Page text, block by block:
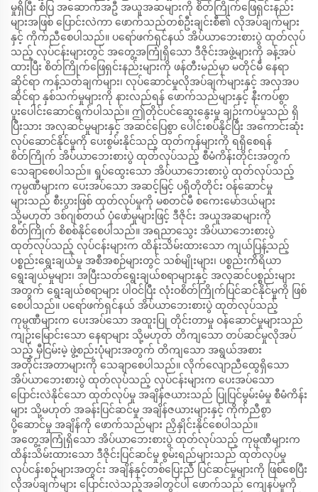
မှုရှိပြီး စံပြ အဆောက်အဦ အယူအဆများကို စိတ်ကြိုက်ဖြေရှင်းနည်း
များအဖြစ် ပြောင်းလဲကာ ဖောက်သည်တစ်ဦးချင်းစီ၏ လိုအပ်ချက်များ
နှင့် ကိုက်ညီစေပါသည်။ ပရော်ဖက်ရှင်နယ် အိပ်ယာဘေးစားပွဲ ထုတ်လုပ်
သည့် လုပ်ငန်းများတွင် အတွေ့အကြုံရှိသော ဒီဇိုင်းအဖွဲ့များကို ခန့်အပ်
ထားပြီး စိတ်ကြိုက်ဖြေရှင်းနည်းများကို ဖန်တီးမည်မှာ မတိုင်မီ နေရာ
ဆိုင်ရာ ကန့်သတ်ချက်များ၊ လုပ်ဆောင်မှုလိုအပ်ချက်များနှင့် အလှအပ
ဆိုင်ရာ နှစ်သက်မှုများကို နားလည်ရန် ဖောက်သည်များနှင့် နီးကပ်စွာ
ပူးပေါင်းဆောင်ရွက်ပါသည်။ ဤတိုင်ပင်ဆွေးနွေးမှု ချဉ်းကပ်မှုသည် ရှိ
ပြီးသား အလှဆင်မှုများနှင့် အဆင်ပြေစွာ ပေါင်းစပ်နိုင်ပြီး အကောင်းဆုံး
လုပ်ဆောင်နိုင်မှုကို ပေးစွမ်းနိုင်သည့် ထုတ်ကုန်များကို ရရှိစေရန်
စိတ်ကြိုက် အိပ်ယာဘေးစားပွဲ ထုတ်လုပ်သည့် စီမံကိန်းတိုင်းအတွက်
သေချာစေပါသည်။ ရှုပ်ထွေးသော အိပ်ယာဘေးစားပွဲ ထုတ်လုပ်သည့်
ကုမ္ပဏီများက ပေးအပ်သော အဆင့်မြင့် ပရိုတိုတိုင်း ဝန်ဆောင်မှု
များသည် စီးပွားဖြစ် ထုတ်လုပ်မှုကို မစတင်မီ စကေးမော်ဒယ်များ
သို့မဟုတ် ဒစ်ဂျစ်တယ် ပုံဖော်မှုများဖြင့် ဒီဇိုင်း အယူအဆများကို
စိတ်ကြိုက် စိစစ်နိုင်စေပါသည်။ အရညာသွေး အိပ်ယာဘေးစားပွဲ
ထုတ်လုပ်သည့် လုပ်ငန်းများက ထိန်းသိမ်းထားသော ကျယ်ပြန့်သည့်
ပစ္စည်းရွေးချယ်မှု အစီအစဉ်များတွင် သစ်မျိုးများ၊ ပစ္စည်းကိရိယာ
ရွေးချယ်မှုများ၊ အပြီးသတ်ရွေးချယ်စရာများနှင့် အလှဆင်ပစ္စည်းများ
အတွက် ရွေးချယ်စရာများ ပါဝင်ပြီး လုံးဝစိတ်ကြိုက်ပြင်ဆင်နိုင်မှုကို ဖြစ်
စေပါသည်။ ပရော်ဖက်ရှင်နယ် အိပ်ယာဘေးစားပွဲ ထုတ်လုပ်သည့်
ကုမ္ပဏီများက ပေးအပ်သော အထူးပြု တိုင်းတာမှု ဝန်ဆောင်မှုများသည်
ကျဉ်းမြောင်းသော နေရာများ သို့မဟုတ် တိကျသော တပ်ဆင်မှုလိုအပ်
သည့် မှီငြမ်းမဲ့ ဖွဲ့စည်းပုံများအတွက် တိကျသော အရွယ်အစား
အတိုင်းအတာများကို သေချာစေပါသည်။ လိုက်လျောညီထွေရှိသော
အိပ်ယာဘေးစားပွဲ ထုတ်လုပ်သည့် လုပ်ငန်းများက ပေးအပ်သော
ပြောင်းလဲနိုင်သော ထုတ်လုပ်မှု အချိန်ဇယားသည် ပြုပြင်မွမ်းမံမှု စီမံကိန်း
များ သို့မဟုတ် အခန်းပြင်ဆင်မှု အချိန်ဇယားများနှင့် ကိုက်ညီစွာ
ပို့ဆောင်မှု အချိန်ကို ဖောက်သည်များ ညှိနှိုင်းနိုင်စေပါသည်။
အတွေ့အကြုံရှိသော အိပ်ယာဘေးစားပွဲ ထုတ်လုပ်သည့် ကုမ္ပဏီများက
ထိန်းသိမ်းထားသော ဒီဇိုင်းပြင်ဆင်မှု စွမ်းရည်များသည် ထုတ်လုပ်မှု
လုပ်ငန်းစဉ်များအတွင်း အချိန်နှင့်တစ်ပြေးညီ ပြင်ဆင်မှုများကို ဖြစ်စေပြီး
လိုအပ်ချက်များ ပြောင်းလဲသည့်အခါတွင်ပါ ဖောက်သည် ကျေနပ်မှုကို